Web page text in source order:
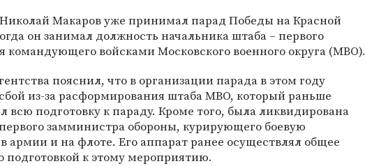
Николай Макаров уже принимал парад Победы на Красной
он занимал должность начальника штаба – первого
командующего войсками Московского военного округа (МВО).
пояснил, что в организации парада в этом году
из-за расформирования штаба МВО, который раньше
всю подготовку к параду. Кроме того, была ликвидирована
замминистра обороны, курирующего боевую
армии и на флоте. Его аппарат ранее осуществлял общее
подготовкой к этому мероприятию.